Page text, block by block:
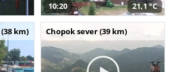
10:20 21,1 °C
km) Chopok sever (39 km)